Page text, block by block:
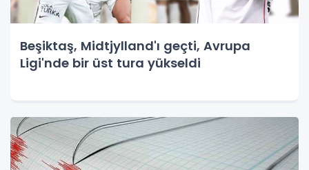
Beşiktaş, Midtjylland'ı geçti, Avrupa
Ligi'nde bir üst tura yükseldi